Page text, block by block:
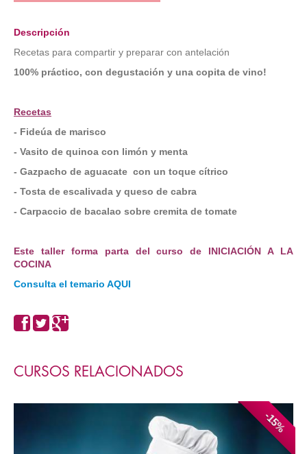
Descripción
Recetas para compartir y preparar con antelación
100% práctico, con degustación y una copita de vino!
Recetas
- Fideúa de marisco
- Vasito de quinoa con limón y menta
- Gazpacho de aguacate con un toque cítrico
- Tosta de escalivada y queso de cabra
- Carpaccio de bacalao sobre cremita de tomate
Este taller forma parta del curso de INICIACIÓN A LA
COCINA
Consulta el temario AQUI
CURSOS RELACIONADOS
-15%